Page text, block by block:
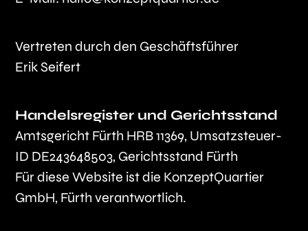
Vertreten durch den Geschäftsführer
Erik Seifert
Handelsregister und Gerichtsstand
Amtsgericht Fürth HRB 11369, Umsatzsteuer-
ID DE243648503, Gerichtsstand Fürth
Für diese Website ist die KonzeptQuartier
GmbH, Fürth verantwortlich.